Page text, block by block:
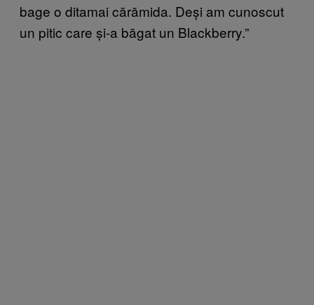
bage o ditamai cărămida. Deși am cunoscut
un pitic care și-a băgat un Blackberry.”